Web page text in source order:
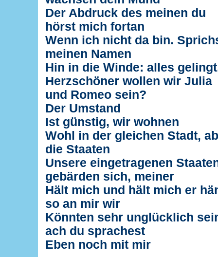
Der Abdruck des meinen du
hörst mich fortan
Wenn ich nicht da bin.
meinen Namen
Hin in die Winde: alles
Herzschöner wollen wir Julia
und Romeo sein?
Der Umstand
Ist günstig, wir wohnen
Wohl in der gleichen Stadt,
die Staaten
Unsere eingetragenen
gebärden sich, meiner
Hält mich und hält mich er
so an mir wir
Könnten sehr unglücklich
ach du sprachest
Eben noch mit mir